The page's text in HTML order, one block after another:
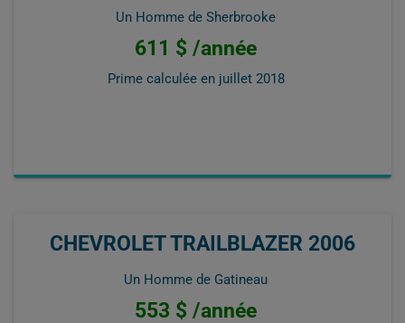
Un Homme de Sherbrooke
611 $ /année
Prime calculée en juillet 2018
CHEVROLET TRAILBLAZER 2006
Un Homme de Gatineau
553 $ /année